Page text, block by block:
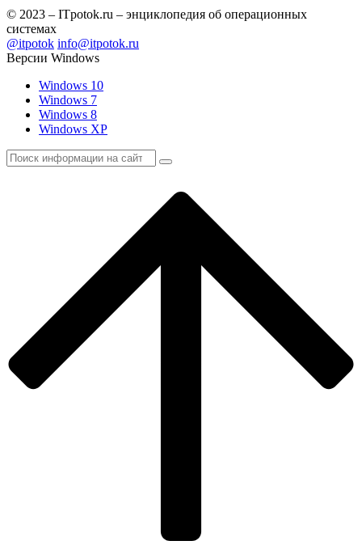
© 2023 – ITpotok.ru – энциклопедия об операционных
системах
@itpotok info@itpotok.ru
Версии Windows
Windows 10
Windows 7
Windows 8
Windows XP